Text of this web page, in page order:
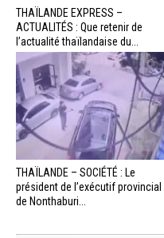
THAÏLANDE EXPRESS –
ACTUALITÉS : Que retenir de
l’actualité thaïlandaise du...
THAÏLANDE – SOCIÉTÉ : Le
président de l’exécutif provincial
de Nonthaburi...